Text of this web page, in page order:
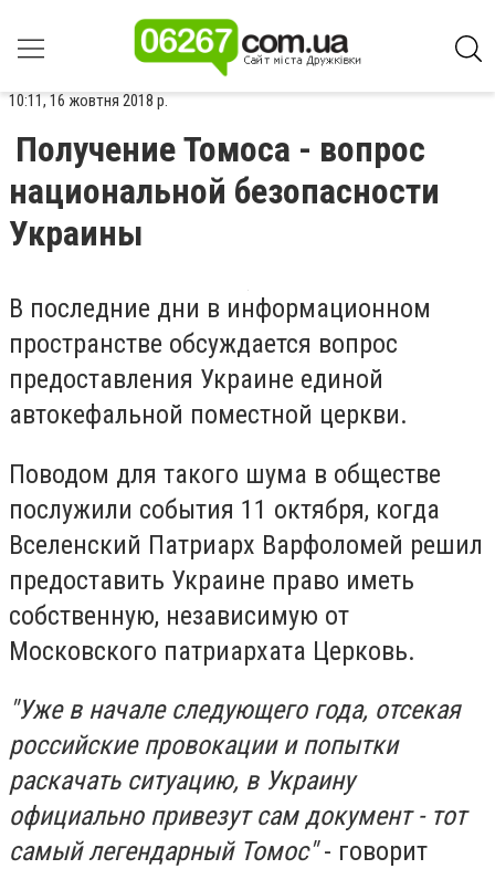
10:11, 16 жовтня 2018 р.
Получение Томоса - вопрос
национальной безопасности
Украины
В последние дни в информационном
пространстве обсуждается вопрос
предоставления Украине единой
автокефальной поместной церкви.
Поводом для такого шума в обществе
послужили события 11 октября, когда
Вселенский Патриарх Варфоломей решил
предоставить Украине право иметь
собственную, независимую от
Московского патриархата Церковь.
"Уже в начале следующего года, отсекая
российские провокации и попытки
раскачать ситуацию, в Украину
официально привезут сам документ - тот
самый легендарный Томос"- говорит